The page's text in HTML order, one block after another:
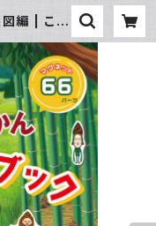
編 | こび